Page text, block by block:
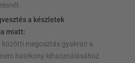
a készletek
miatt:
közötti megosztás gyakran a
hatékony kihasználásához